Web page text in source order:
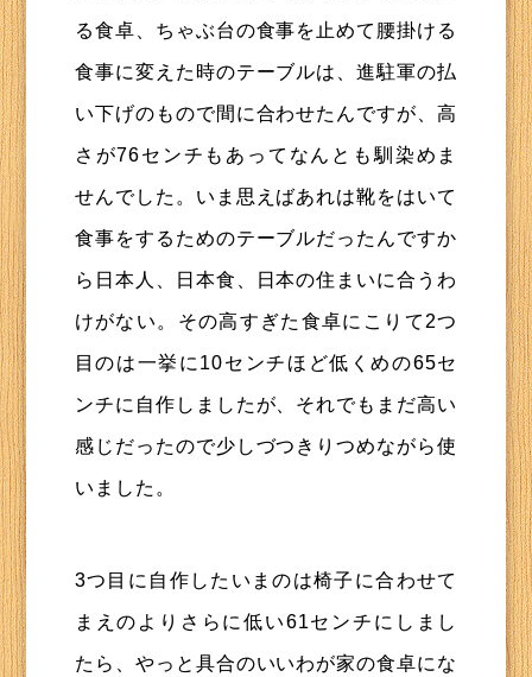
る食卓、ちゃぶ台の食事を止めて腰掛ける
食事に変えた時のテーブルは、進駐軍の払
い下げのもので間に合わせたんですが、高
さが76センチもあってなんとも馴染めま
せんでした。いま思えばあれは靴をはいて
食事をするためのテーブルだったんですか
ら日本人、日本食、日本の住まいに合うわ
けがない。その高すぎた食卓にこりて2つ
目のは一挙に10センチほど低くめの65セ
ンチに自作しましたが、それでもまだ高い
感じだったので少しづつきりつめながら使
いました。
3つ目に自作したいまのは椅子に合わせて
まえのよりさらに低い61センチにしまし
たら、やっと具合のいいわが家の食卓にな